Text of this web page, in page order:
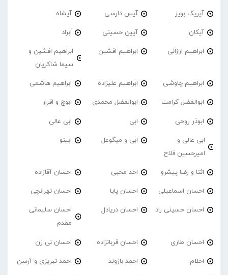
آیریک بویز آیس دارسی آیشاه
آیکان آیین حسینی اَبراد
ابراهیم ارزانی ابراهیم افشین
ابراهیم افشین و
سیما شاکریان
ابراهیم چاوشی ابراهیم علیزاده ابراهیم هاشمی
ابوالفضل کرامت ابوالفضل محمدی ابوچ و اقرار
ابوذر روحی ابی ابی عالی
ابی عالی و
امیرحسین فلاح
ابی و میگوعل ابینو
اثنا و رضا پیشرو احد محبی احسان آقازاده
احسان اسماعیلی احسان پایا احسان تهرانچی
احسان حسینی راد احسان دریادل
احسان سلیمانی
مقدم
احسان طاری احسان قربانزاده احسان نی زن
احلام احمد بازوند احمد تبریزی و آرسن